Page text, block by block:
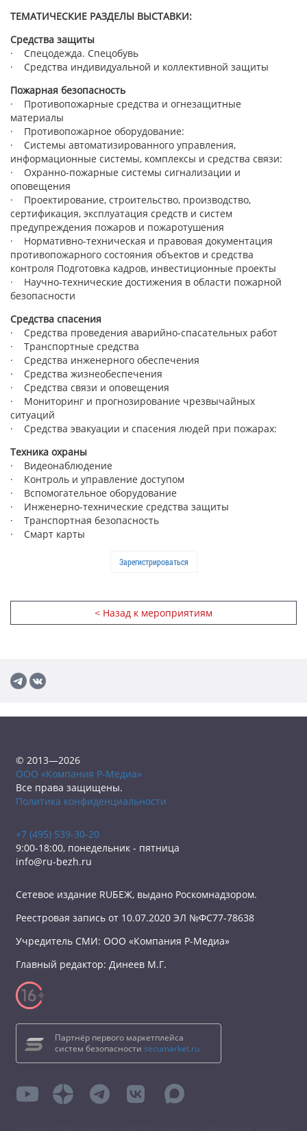
ТЕМАТИЧЕСКИЕ РАЗДЕЛЫ ВЫСТАВКИ:
Средства защиты
· Спецодежда. Спецобувь
· Средства индивидуальной и коллективной защиты
Пожарная безопасность
· Противопожарные средства и огнезащитные
материалы
· Противопожарное оборудование:
· Системы автоматизированного управления,
информационные системы, комплексы и средства связи:
· Охранно-пожарные системы сигнализации и
оповещения
· Проектирование, строительство, производство,
сертификация, эксплуатация средств и систем
предупреждения пожаров и пожаротушения
· Нормативно-техническая и правовая документация
противопожарного состояния объектов и средства
контроля Подготовка кадров, инвестиционные проекты
· Научно-технические достижения в области пожарной
безопасности
Средства спасения
· Средства проведения аварийно-спасательных работ
· Транспортные средства
· Средства инженерного обеспечения
· Средства жизнеобеспечения
· Средства связи и оповещения
· Мониторинг и прогнозирование чрезвычайных
ситуаций
· Средства эвакуации и спасения людей при пожарах:
Техника охраны
· Видеонаблюдение
· Контроль и управление доступом
· Вспомогательное оборудование
· Инженерно-технические средства защиты
· Транспортная безопасность
· Смарт карты
Зарегистрироваться
< Назад к мероприятиям
© 2013—2026
ООО «Компания Р-Медиа»
Все права защищены.
Политика конфиденциальности
+7 (495) 539-30-20
9:00-18:00, понедельник - пятница
info@ru-bezh.ru
Сетевое издание RUБЕЖ, выдано Роскомнадзором.
Реестровая запись от 10.07.2020 ЭЛ №ФС77-78638
Учредитель СМИ: ООО «Компания Р-Медиа»
Главный редактор: Динеев М.Г.
Партнёр первого маркетплейса
систем безопасности secumarket.ru